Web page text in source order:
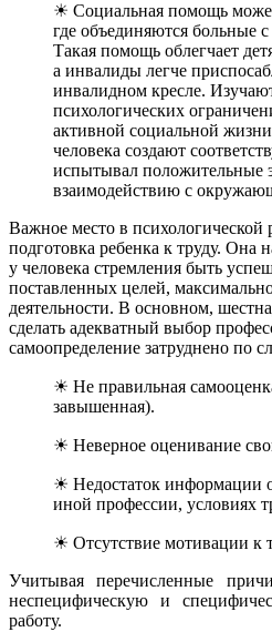
☀ Социальная помощь
где объединяются больные
Такая помощь облегчает
а инвалиды легче
инвалидном кресле.
психологических
активной социальной
человека создают
испытывал положительные
взаимодействию с
Важное место в психологической
подготовка ребенка к труду. Она
у человека стремления быть
поставленных целей,
деятельности. В основном,
сделать адекватный выбор
самоопределение затруднено по
☀ Не правильная
завышенная).
☀ Неверное оценивание
☀ Недостаток информации
иной профессии, условиях
☀ Отсутствие мотивации к
Учитывая перечисленные
неспецифическую и
работу.